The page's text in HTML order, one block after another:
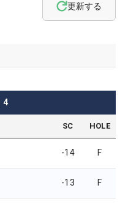
更新する
4
SC HOLE
-14 F
-13 F